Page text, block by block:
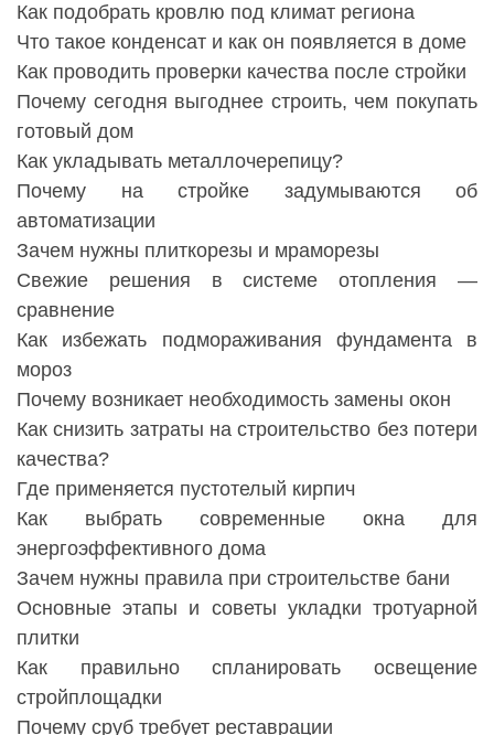
Как подобрать кровлю под климат региона
Что такое конденсат и как он появляется в доме
Как проводить проверки качества после стройки
Почему сегодня выгоднее строить, чем покупать
готовый дом
Как укладывать металлочерепицу?
Почему на стройке задумываются об
автоматизации
Зачем нужны плиткорезы и мраморезы
Свежие решения в системе отопления —
сравнение
Как избежать подмораживания фундамента в
мороз
Почему возникает необходимость замены окон
Как снизить затраты на строительство без потери
качества?
Где применяется пустотелый кирпич
Как выбрать современные окна для
энергоэффективного дома
Зачем нужны правила при строительстве бани
Основные этапы и советы укладки тротуарной
плитки
Как правильно спланировать освещение
стройплощадки
Почему сруб требует реставрации